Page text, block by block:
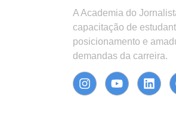
A Academia do
capacitação de
posicionamento e
demandas da carreira.